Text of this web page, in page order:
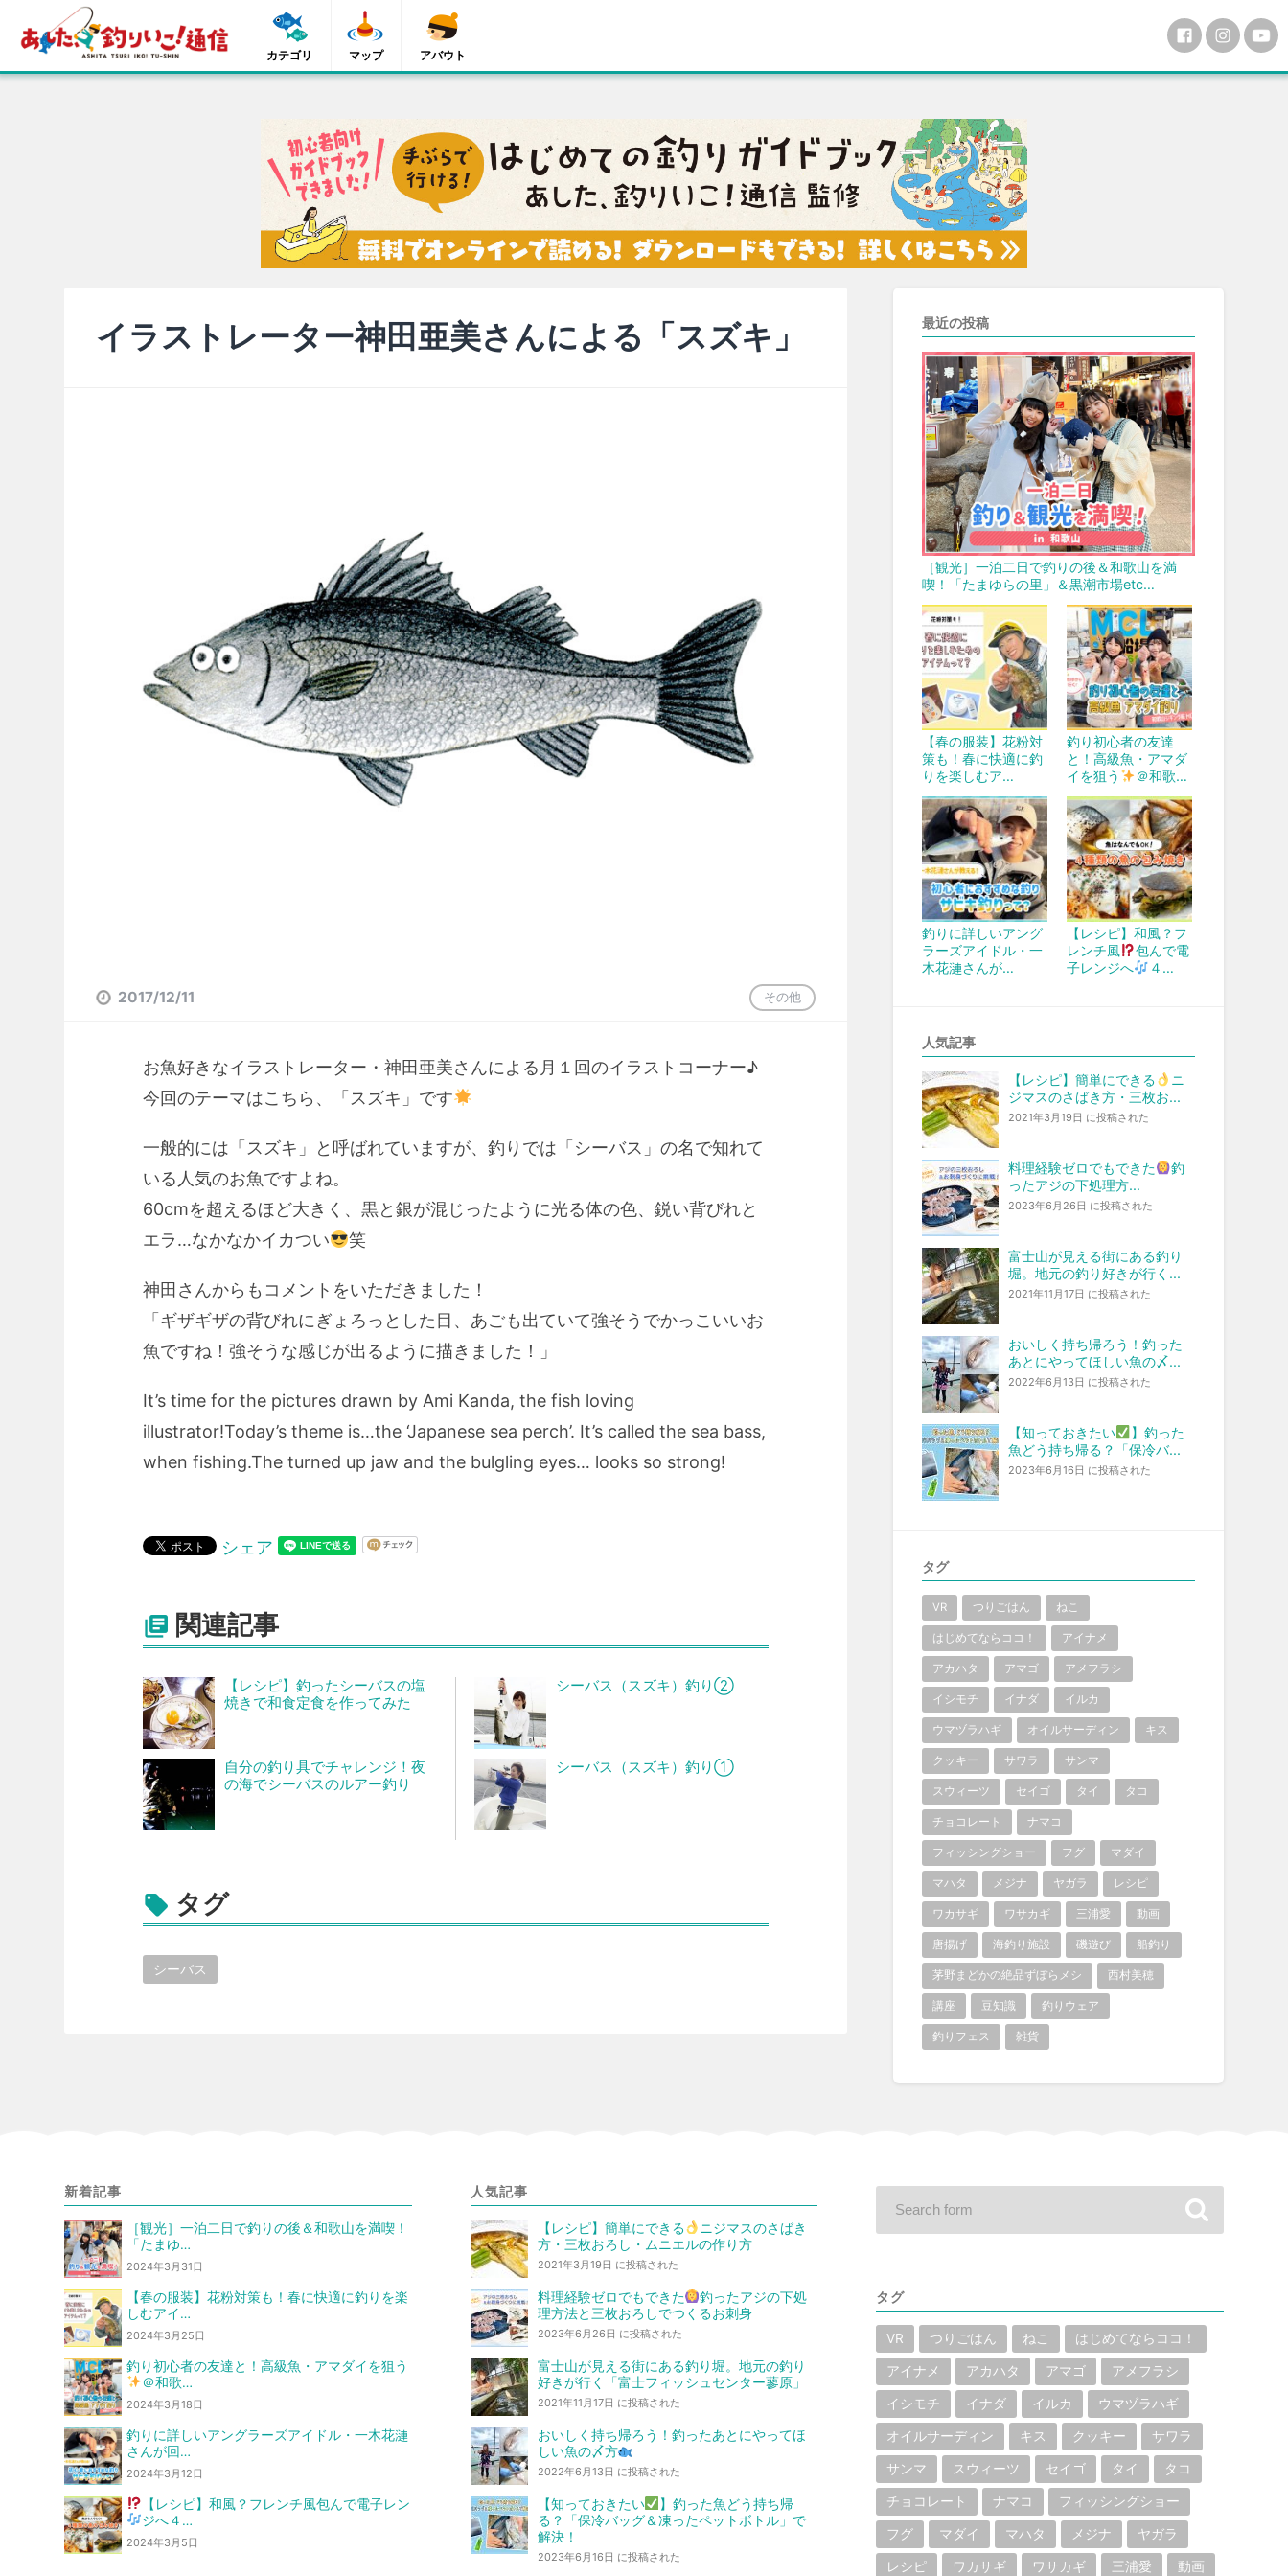
カテゴリ マップ アバウト
イラストレーター神田亜美さんによる「スズキ」
2017/12/11 その他
お魚好きなイラストレーター・神田亜美さんによる月１回のイラストコーナー♪
今回のテーマはこちら、「スズキ」です
一般的には「スズキ」と呼ばれていますが、釣りでは「シーバス」の名で知れて
いる人気のお魚ですよね。
60cmを超えるほど大きく、黒と銀が混じったように光る体の色、鋭い背びれと
エラ…なかなかイカつい
笑
神田さんからもコメントをいただきました！
「ギザギザの背びれにぎょろっとした目、あごも出ていて強そうでかっこいいお
魚ですね！強そうな感じが出るように描きました！」
It’s time for the pictures drawn by Ami Kanda, the fish loving
illustrator!Today’s theme is…the ‘Japanese sea perch’. It’s called the sea bass,
when fishing.The turned up jaw and the bulgling eyes… looks so strong!
シェア
 関連記事
【レシピ】釣ったシーバスの塩
焼きで和食定食を作ってみた
自分の釣り具でチャレンジ！夜
の海でシーバスのルアー釣り
シーバス（スズキ）釣り②
シーバス（スズキ）釣り①
 タグ
シーバス
最近の投稿
［観光］一泊二日で釣りの後＆和歌山を満
喫！「たまゆらの里」＆黒潮市場etc…
【春の服装】花粉対
策も！春に快適に釣
りを楽しむア…
釣り初心者の友達
と！高級魚・アマダ
イを狙う
＠和歌…
釣りに詳しいアング
ラーズアイドル・一
木花漣さんが…
【レシピ】和風？フ
レンチ風
包んで電
子レンジへ
４…
人気記事
【レシピ】簡単にできる
ニ
ジマスのさばき方・三枚お...
2021年3月19日 に投稿された
料理経験ゼロでもできた
釣
ったアジの下処理方...
2023年6月26日 に投稿された
富士山が見える街にある釣り
堀。地元の釣り好きが行く...
2021年11月17日 に投稿された
おいしく持ち帰ろう！釣った
あとにやってほしい魚の〆...
2022年6月13日 に投稿された
【知っておきたい
】釣った
魚どう持ち帰る？「保冷バ...
2023年6月16日 に投稿された
タグ
VR つりごはん ねこ
はじめてならココ！ アイナメ
アカハタ アマゴ アメフラシ
イシモチ イナダ イルカ
ウマヅラハギ オイルサーディン キス
クッキー サワラ サンマ
スウィーツ セイゴ タイ タコ
チョコレート ナマコ
フィッシングショー フグ マダイ
マハタ メジナ ヤガラ レシピ
ワカサギ ワサカギ 三浦愛 動画
唐揚げ 海釣り施設 磯遊び 船釣り
茅野まどかの絶品ずぼらメシ 西村美穂
講座 豆知識 釣りウェア
釣りフェス 雑貨
新着記事
［観光］一泊二日で釣りの後＆和歌山を満喫！
「たまゆ…
2024年3月31日
【春の服装】花粉対策も！春に快適に釣りを楽
しむアイ…
2024年3月25日
釣り初心者の友達と！高級魚・アマダイを狙う
＠和歌…
2024年3月18日
釣りに詳しいアングラーズアイドル・一木花漣
さんが回…
2024年3月12日
【レシピ】和風？フレンチ風包んで電子レン
ジへ４…
2024年3月5日
人気記事
【レシピ】簡単にできる
ニジマスのさばき
方・三枚おろし・ムニエルの作り方
2021年3月19日 に投稿された
料理経験ゼロでもできた
釣ったアジの下処
理方法と三枚おろしでつくるお刺身
2023年6月26日 に投稿された
富士山が見える街にある釣り堀。地元の釣り
好きが行く「富士フィッシュセンター蓼原」
2021年11月17日 に投稿された
おいしく持ち帰ろう！釣ったあとにやってほ
しい魚の〆方
2022年6月13日 に投稿された
【知っておきたい
】釣った魚どう持ち帰
る？「保冷バッグ＆凍ったペットボトル」で
解決！
2023年6月16日 に投稿された
タグ
VR つりごはん ねこ はじめてならココ！
アイナメ アカハタ アマゴ アメフラシ
イシモチ イナダ イルカ ウマヅラハギ
オイルサーディン キス クッキー サワラ
サンマ スウィーツ セイゴ タイ タコ
チョコレート ナマコ フィッシングショー
フグ マダイ マハタ メジナ ヤガラ
レシピ ワカサギ ワサカギ 三浦愛 動画